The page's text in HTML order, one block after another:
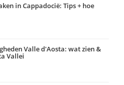
in Cappadocië: Tips + hoe
Valle d'Aosta: wat zien &
Vallei